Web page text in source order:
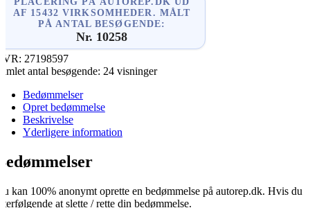
AF 15432 VIRKSOMHEDER. MÅLT
PÅ ANTAL BESØGENDE:
Nr. 10258
27198597
antal besøgende: 24 visninger
Bedømmelser
Opret bedømmelse
Beskrivelse
Yderligere information
kan 100% anonymt oprette en bedømmelse på autorep.dk. Hvis
at slette / rette din bedømmelse.